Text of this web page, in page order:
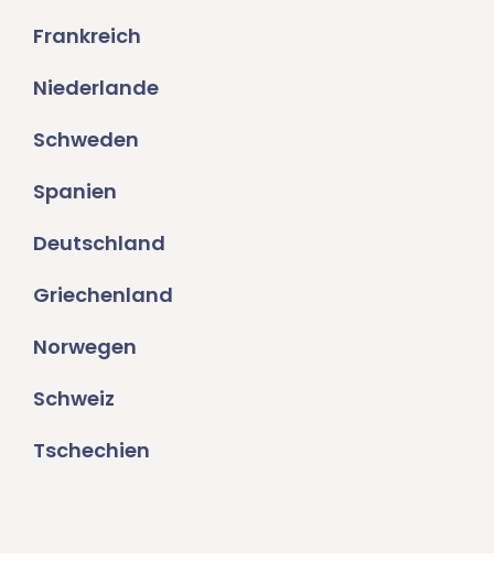
Frankreich
Niederlande
Schweden
Spanien
Deutschland
Griechenland
Norwegen
Schweiz
Tschechien